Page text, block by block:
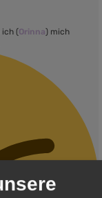
ich (Orinna) mich